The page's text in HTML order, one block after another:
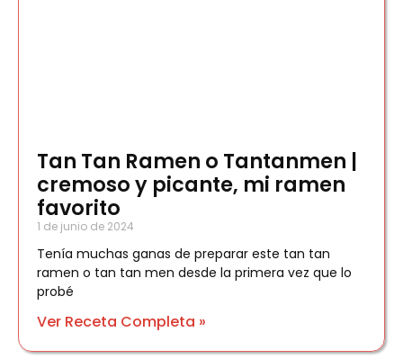
Tan Tan Ramen o Tantanmen |
cremoso y picante, mi ramen
favorito
1 de junio de 2024
Tenía muchas ganas de preparar este tan tan
ramen o tan tan men desde la primera vez que lo
probé
Ver Receta Completa »